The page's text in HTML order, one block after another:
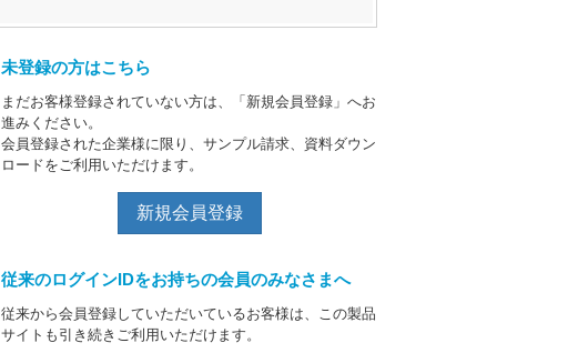
未登録の方はこちら
まだお客様登録されていない方は、「新規会員登録」へお
進みください。
会員登録された企業様に限り、サンプル請求、資料ダウン
ロードをご利用いただけます。
新規会員登録
従来のログインIDをお持ちの会員のみなさまへ
従来から会員登録していただいているお客様は、この製品
サイトも引き続きご利用いただけます。